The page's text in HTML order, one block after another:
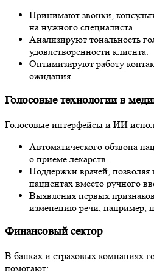
Принимают звонки,
на нужного специалиста.
Анализируют тональность
удовлетворенности клиента.
Оптимизируют работу
ожидания.
Голосовые технологии в
Голосовые интерфейсы и ИИ
Автоматического обзвона
о приеме лекарств.
Поддержки врачей, позволяя
пациентах вместо ручного
Выявления первых
изменению речи, например,
Финансовый сектор
В банках и страховых компаниях
помогают: